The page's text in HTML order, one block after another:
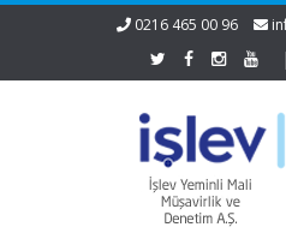
0216 465 00 96
|